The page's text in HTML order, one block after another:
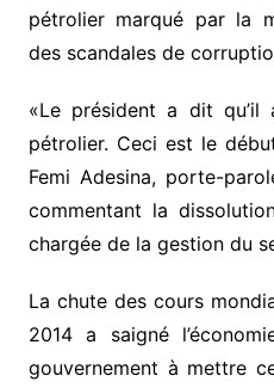
pétrolier marqué par la
des scandales de
«Le président a dit
pétrolier. Ceci est le
Femi Adesina, porte-
commentant la
chargée de la gestion du
La chute des cours
2014 a saigné
gouvernement à mettre